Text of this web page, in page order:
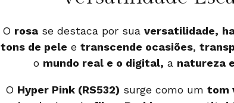
O rosase destaca por sua versatilidade,
tons de pele etranscende ocasiões,
o mundo real e o digital, a natureza
O Hyper Pink (RS532) surge como um tom